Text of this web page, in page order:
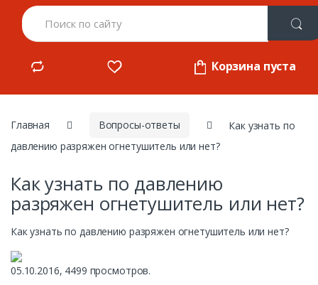
Корзина пуста
Главная Вопросы-ответы
Как узнать по
давлению разряжен огнетушитель или нет?
Как узнать по давлению
разряжен огнетушитель или нет?
Как узнать по давлению разряжен огнетушитель или нет?
05.10.2016, 4499 просмотров.